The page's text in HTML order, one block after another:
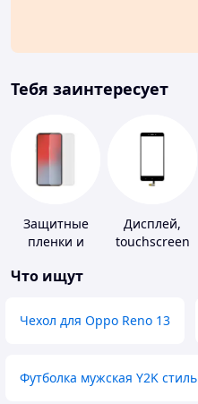
Тебя заинтересует
Защитные
пленки и
портативных
Дисплей,
touchscreen
Что ищут
Чехол для Oppo Reno 13
Футболка мужская Y2K стиль